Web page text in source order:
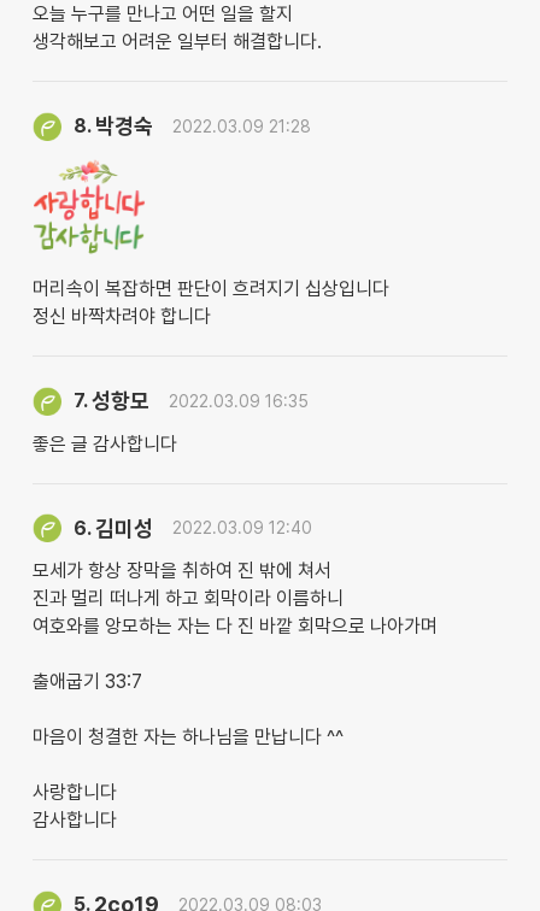
오늘 누구를 만나고 어떤 일을 할지
생각해보고 어려운 일부터 해결합니다.
8. 박경숙 2022.03.09 21:28
머리속이 복잡하면 판단이 흐려지기 십상입니다
정신 바짝차려야 합니다
7.성항모 2022.03.09 16:35
좋은 글 감사합니다
6.김미성 2022.03.09 12:40
모세가 항상 장막을 취하여 진 밖에 쳐서
진과 멀리 떠나게 하고 회막이라 이름하니
여호와를 앙모하는 자는 다 진 바깥 회막으로 나아가며
출애굽기 33:7
마음이 청결한 자는 하나님을 만납니다 ^^
사랑합니다
감사합니다
5. 2co19 2022.03.09 08:03